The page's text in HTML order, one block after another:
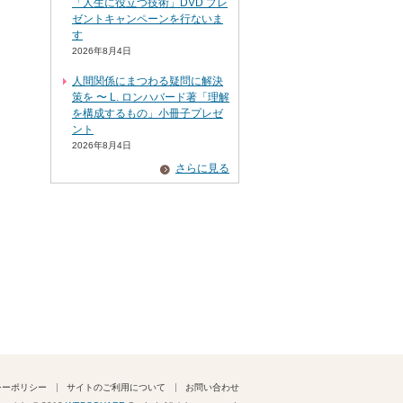
「人生に役立つ技術」DVD プレ
ゼントキャンペーンを行ないま
す
2026年8月4日
人間関係にまつわる疑問に解決
策を 〜 L. ロンハバード著「理解
を構成するもの」小冊子プレゼ
ント
2026年8月4日
さらに見る
ポリシー サイトのご利用について
お問い合わせ